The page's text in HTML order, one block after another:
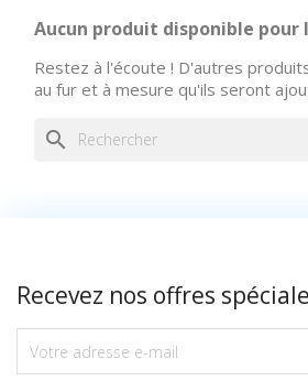
Aucun produit disponible pour
Restez à l'écoute ! D'autres
au fur et à mesure qu'ils seront
search
Recevez nos offres